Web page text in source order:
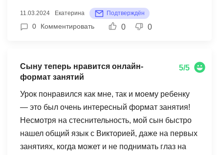
При этом я увидела явный результат уже после
пятого занятия,устойчивый звук появился в
Вообщем ,я довольна и процессом и
результатом. Все что мы хотели получилось и
очень быстро!
11.03.2024 Екатерина Подтверждён
0 Комментировать 0 0
Сыну теперь нравится онлайн-
формат занятий
5/5
Урок понравился как мне, так и моему ребенку
— это был очень интересный формат занятия!
Несмотря на стеснительность, мой сын быстро
нашел общий язык с Викторией, даже на первых
занятиях, когда может и не поднимать глаз на